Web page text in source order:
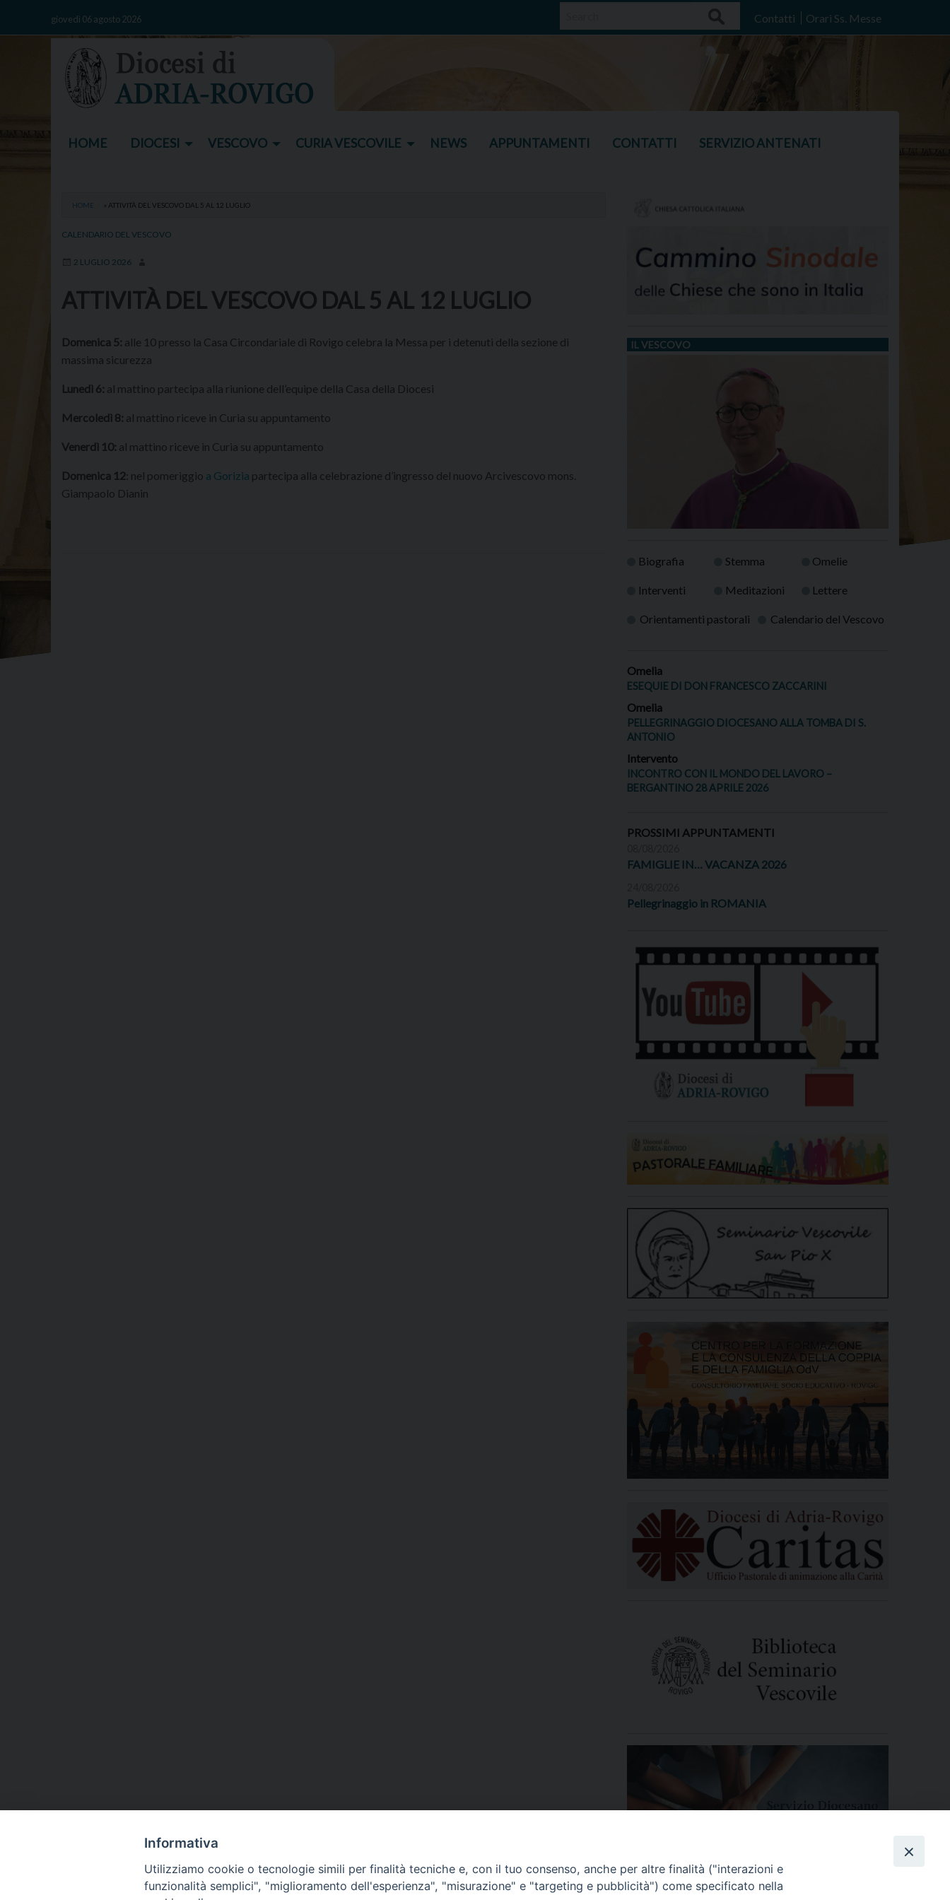
giovedì 06 agosto 2026 Contatti Orari Ss. Messe
HOME DIOCESI VESCOVO CURIA VESCOVILE NEWS APPUNTAMENTI CONTATTI SERVIZIO ANTENATI
HOME » ATTIVITÀ DEL VESCOVO DAL 5 AL 12 LUGLIO
CALENDARIO DEL VESCOVO
2 LUGLIO 2026
ATTIVITÀ DEL VESCOVO DAL 5 AL 12 LUGLIO
Domenica 5: alle 10 presso la Casa Circondariale di Rovigo celebra la Messa per i detenuti della sezione di
massima sicurezza
Lunedì 6: al mattino partecipa alla riunione dell’equipe della Casa della Diocesi
Mercoledì 8: al mattino riceve in Curia su appuntamento
Venerdì 10: al mattino riceve in Curia su appuntamento
Domenica 12 : nel pomeriggio a Gorizia partecipa alla celebrazione d’ingresso del nuovo Arcivescovo mons.
Giampaolo Dianin
IL VESCOVO
Biografia Stemma Omelie
Interventi Meditazioni Lettere
Orientamenti pastorali Calendario del Vescovo
Omelia
ESEQUIE DI DON FRANCESCO ZACCARINI
Omelia
PELLEGRINAGGIO DIOCESANO ALLA TOMBA DI S.
ANTONIO
Intervento
INCONTRO CON IL MONDO DEL LAVORO –
BERGANTINO 28 APRILE 2026
PROSSIMI APPUNTAMENTI
FAMIGLIE IN… VACANZA 2026
Pellegrinaggio in ROMANIA
Informativa
Utilizziamo cookie o tecnologie simili per finalità tecniche e, con il tuo consenso, anche per altre finalità ("interazioni e
funzionalità semplici", "miglioramento dell'esperienza", "misurazione" e "targeting e pubblicità") come specificato nella